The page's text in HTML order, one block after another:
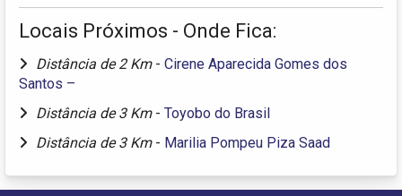
Locais Próximos - Onde Fica:
Distância de 2 Km - Cirene Aparecida Gomes dos
Santos –
Distância de 3 Km - Toyobo do Brasil
Distância de 3 Km - Marilia Pompeu Piza Saad